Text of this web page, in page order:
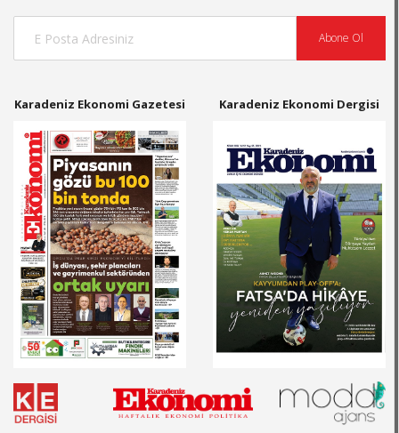
Abone Ol
Karadeniz Ekonomi Gazetesi Karadeniz Ekonomi Dergisi